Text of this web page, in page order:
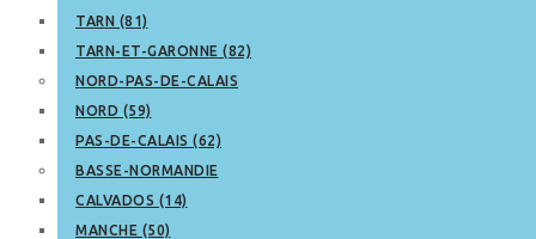
TARN (81)
TARN-ET-GARONNE (82)
NORD-PAS-DE-CALAIS
NORD (59)
PAS-DE-CALAIS (62)
BASSE-NORMANDIE
CALVADOS (14)
MANCHE (50)